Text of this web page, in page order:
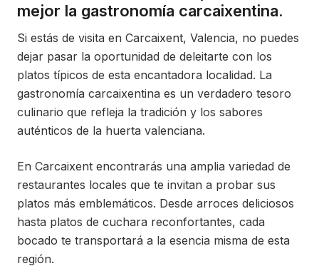
mejor la gastronomía carcaixentina.
Si estás de visita en Carcaixent, Valencia, no puedes
dejar pasar la oportunidad de deleitarte con los
platos típicos de esta encantadora localidad. La
gastronomía carcaixentina es un verdadero tesoro
culinario que refleja la tradición y los sabores
auténticos de la huerta valenciana.
En Carcaixent encontrarás una amplia variedad de
restaurantes locales que te invitan a probar sus
platos más emblemáticos. Desde arroces deliciosos
hasta platos de cuchara reconfortantes, cada
bocado te transportará a la esencia misma de esta
región.